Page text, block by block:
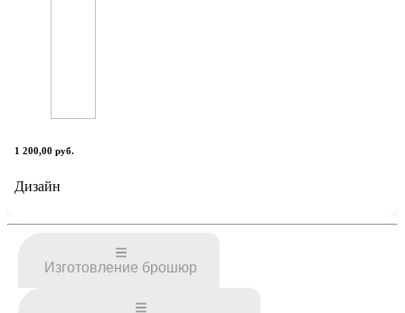
1 200,00 руб.
Дизайн
Изготовление брошюр